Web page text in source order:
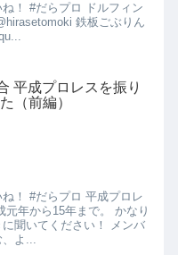
！ #だらプロ ドルフィン
鉄板ごぶりん
平成プロレスを振り
（前編）
！ #だらプロ 平成プロレ
年から15年まで。 かなり
聞いてください！ メンバ
、よ...